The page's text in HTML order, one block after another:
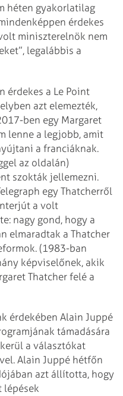
héten gyakorlatilag
érdekes
miniszterelnök nem
legalábbis a
érdekes a Le Point
azt elemezték,
ben egy Margaret
lenne a legjobb, amit
a franciáknak.
az oldalán)
szokták jellemezni.
egy Thatcherről
a volt
nagy gond, hogy a
elmaradtak a Thatcher
(1983-ban
képviselőnek, akik
Thatcher felé a
érdekében Alain Juppé
támadására
a választókat
Alain Juppé hétfőn
azt állította, hogy
lépések